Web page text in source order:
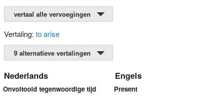
vertaal alle vervoegingen
Vertaling: to arise
9 alternatieve vertalingen
Nederlands Engels
Onvoltooid tegenwoordige tijd Present